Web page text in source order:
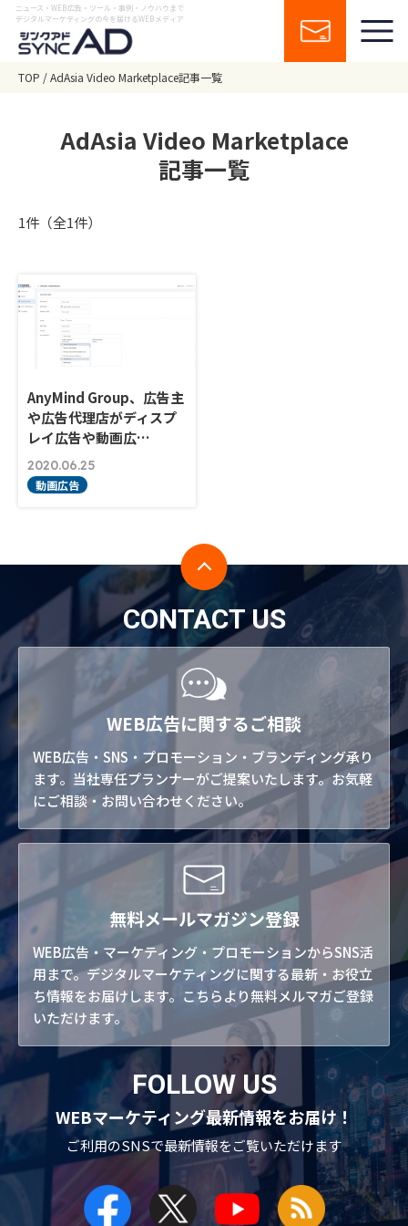
ニュース・WEB広告・ツール・事例・ノウハウまで
デジタルマーケティングの今を届けるWEBメディア
TOP AdAsia Video Marketplace記事一覧
AdAsia Video Marketplace
記事一覧
1件（全1件）
AnyMind Group、広告主
や広告代理店がディスプ
レイ広告や動画広…
2020.06.25
動画広告
CONTACT US
WEB広告に関するご相談
WEB広告・SNS・プロモーション・ブランディング承り
ます。当社専任プランナーがご提案いたします。お気軽
にご相談・お問い合わせください。
無料メールマガジン登録
WEB広告・マーケティング・プロモーションからSNS活
用まで。デジタルマーケティングに関する最新・お役立
ち情報をお届けします。こちらより無料メルマガご登録
いただけます。
FOLLOW US
WEBマーケティング最新情報をお届け！
ご利用のSNSで最新情報をご覧いただけます